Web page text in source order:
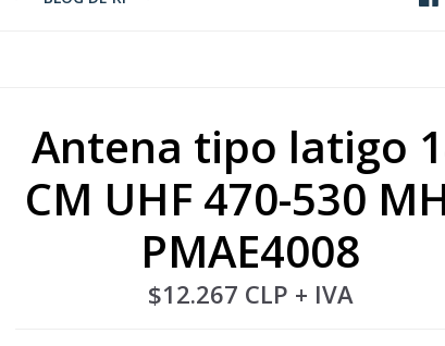
Antena tipo latigo
CM UHF 470-530
PMAE4008
$12.267 CLP + IVA